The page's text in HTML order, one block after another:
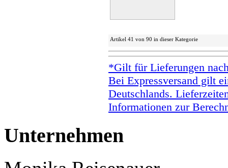
Artikel 41 von 90 in dieser Kategorie
*Gilt für Lieferungen
Bei Expressversand gilt
Deutschlands.
Informationen zur
Unternehmen